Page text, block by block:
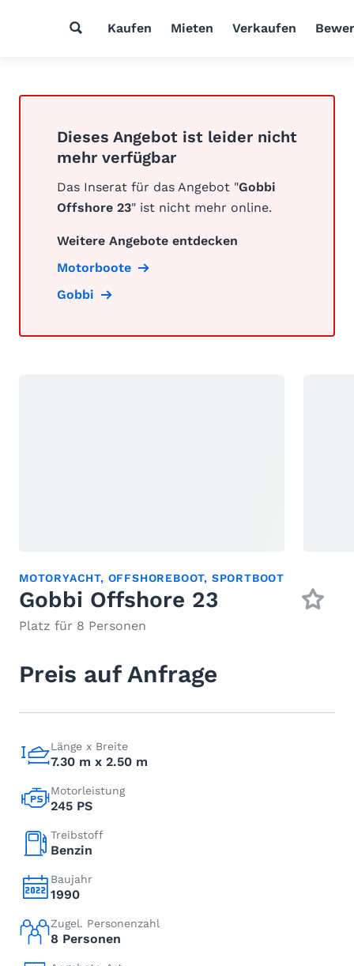
Kaufen Mieten Verkaufen
Dieses Angebot ist leider nicht
mehr verfügbar
Das Inserat für das Angebot "Gobbi
Offshore 23" ist nicht mehr online.
Weitere Angebote entdecken
Motorboote
Gobbi
MOTORYACHT, OFFSHOREBOOT, SPORTBOOT
Gobbi Offshore 23
Platz für 8 Personen
Preis auf Anfrage
Länge x Breite
7.30 m x 2.50 m
Motorleistung
245 PS
Treibstoff
Benzin
Baujahr
1990
Zugel. Personenzahl
8 Personen